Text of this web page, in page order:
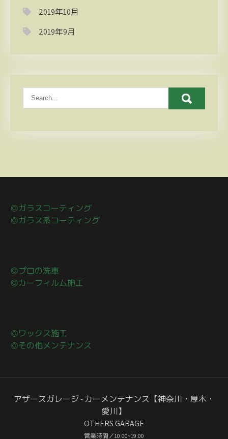
2019年10月
2019年9月
◎ガラスコーティング
◎ガラス系コーティング
◎プロの洗車
◎カーフィルム施工
◎ワックス施工
◎その他メンテナンス
アザースガレージ - カーメンテナンス【神奈川・厚木・
愛川】
OTHERS GARAGE
営業時間／10:00~19:00